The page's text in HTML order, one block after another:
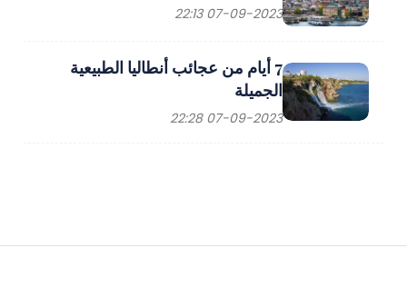
07-09-2023 22:13
7 أيام من عجائب أنطاليا الطبيعية
الجميلة
07-09-2023 22:28